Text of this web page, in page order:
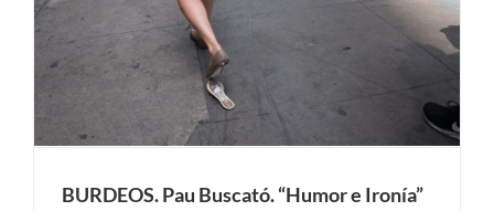
BURDEOS. Pau Buscató. “Humor e Ironía”